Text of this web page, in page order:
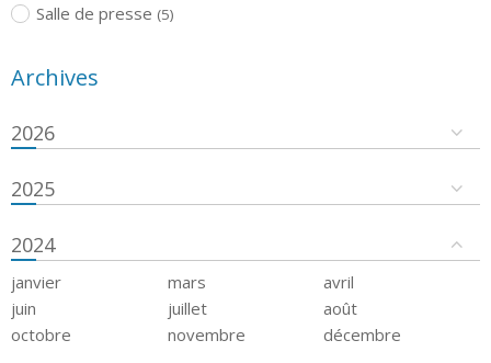
Salle de presse (5)
Archives
2026
2025
2024
janvier mars
avril
juin
juillet
août
octobre
novembre décembre